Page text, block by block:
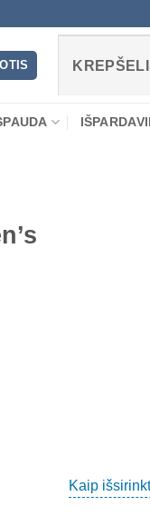
Kaip